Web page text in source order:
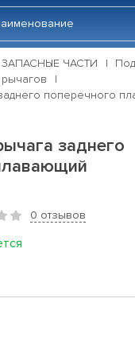
ЗАПАСНЫЕ ЧАСТИ
поперечного
заднего
0 отзывов